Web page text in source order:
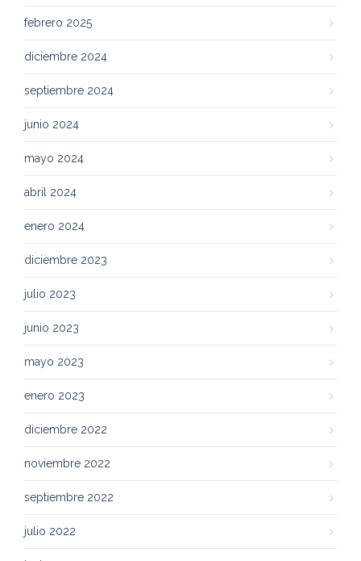
febrero 2025
diciembre 2024
septiembre 2024
junio 2024
mayo 2024
abril 2024
enero 2024
diciembre 2023
julio 2023
junio 2023
mayo 2023
enero 2023
diciembre 2022
noviembre 2022
septiembre 2022
julio 2022